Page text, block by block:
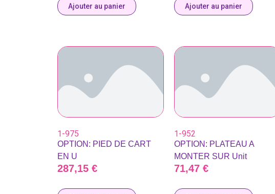
Ajouter au panier Ajouter au panier
1-975
OPTION: PIED DE CART
EN U
287,15 €
1-952
OPTION: PLATEAU A
MONTER SUR Unit
71,47 €